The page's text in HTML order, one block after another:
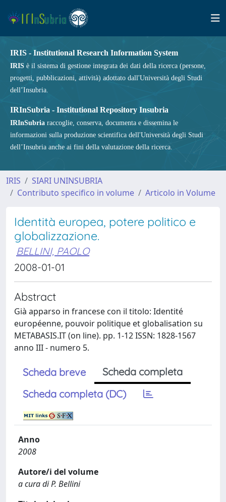
IRIS - Institutional Research Information System
IRIS è il sistema di gestione integrata dei dati della ricerca (persone,
progetti, pubblicazioni, attività) adottato dall'Università degli Studi
dell’Insubria.
IRInSubria - Institutional Repository Insubria
IRInSubria raccoglie, conserva, documenta e dissemina le
informazioni sulla produzione scientifica dell'Università degli Studi
dell’Insubria anche ai fini della valutazione della ricerca.
IRIS
SIARI UNINSUBRIA
Contributo specifico in volume
Articolo in Volume
Identità europea, potere politico e
globalizzazione.
BELLINI, PAOLO
2008-01-01
Abstract
Già apparso in francese con il titolo: Identité
européenne, pouvoir politique et globalisation su
METABASIS.IT (on line). pp. 1-12 ISSN: 1828-1567
anno III - numero 5.
Scheda breve
Scheda completa
Scheda completa (DC)
Anno
2008
Autore/i del volume
a cura di P. Bellini